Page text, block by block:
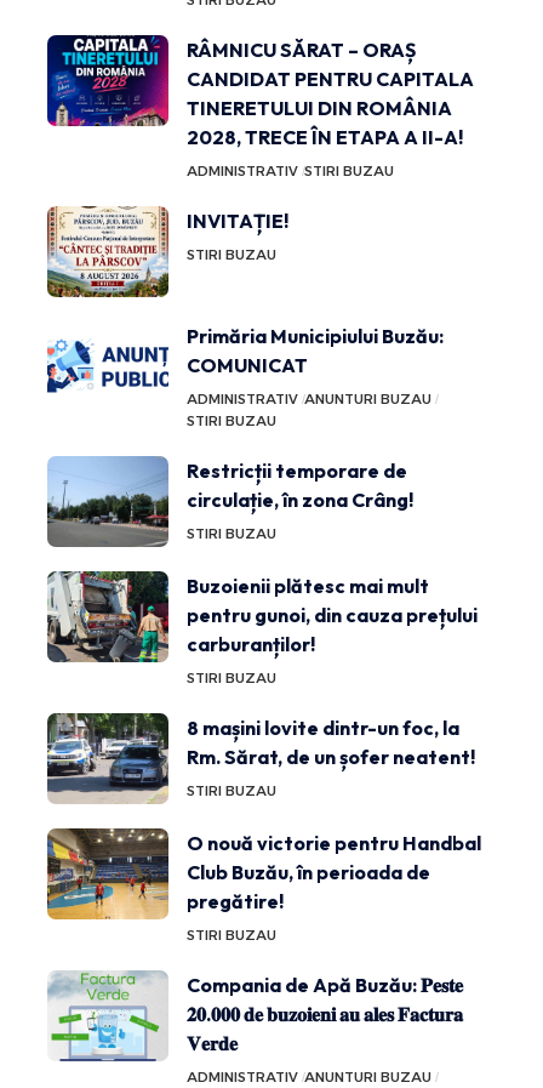
RÂMNICU SĂRAT – ORAȘ
CANDIDAT PENTRU CAPITALA
TINERETULUI DIN ROMÂNIA
2028, TRECE ÎN ETAPA A II-A!
ADMINISTRATIV STIRI BUZAU
INVITAȚIE!
STIRI BUZAU
Primăria Municipiului Buzău:
COMUNICAT
ADMINISTRATIV ANUNTURI BUZAU
STIRI BUZAU
Restricții temporare de
circulație, în zona Crâng!
STIRI BUZAU
Buzoienii plătesc mai mult
pentru gunoi, din cauza prețului
carburanților!
STIRI BUZAU
8 mașini lovite dintr-un foc, la
Rm. Sărat, de un șofer neatent!
STIRI BUZAU
O nouă victorie pentru Handbal
Club Buzău, în perioada de
pregătire!
STIRI BUZAU
Compania de Apă Buzău: 𝐏𝐞𝐬𝐭𝐞
𝟐𝟎.𝟎𝟎𝟎 𝐝𝐞 𝐛𝐮𝐳𝐨𝐢𝐞𝐧𝐢 𝐚𝐮 𝐚𝐥𝐞𝐬 𝐅𝐚𝐜𝐭𝐮𝐫𝐚
𝐕𝐞𝐫𝐝𝐞
ADMINISTRATIV ANUNTURI BUZAU